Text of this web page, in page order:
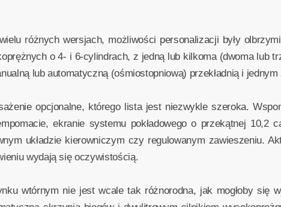
różnych wersjach, możliwości personalizacji były
o 4- i 6-cylindrach, z jedną lub kilkoma (dwoma lub
lub automatyczną (ośmiostopniową) przekładnią i
opcjonalne, którego lista jest niezwykle szeroka.
ekranie systemu pokładowego o przekątnej 10,2
układzie kierowniczym czy regulowanym zawieszeniu.
wydają się oczywistością.
wtórnym nie jest wcale tak różnorodna, jak mogłoby się